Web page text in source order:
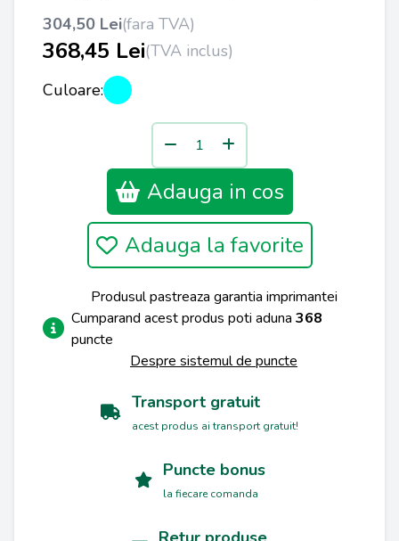
304,50 Lei(fara TVA)
368,45 Lei(TVA inclus)
Culoare:
Adauga in cos
Adauga la favorite
Produsul pastreaza garantia imprimantei
Cumparand acest produs poti aduna 368
puncte
Despre sistemul de puncte
Transport gratuit
acest produs ai transport gratuit!
Puncte bonus
la fiecare comanda